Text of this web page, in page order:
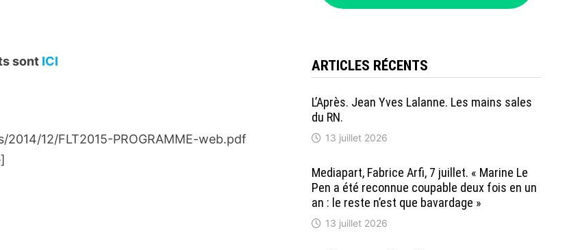
sont ICI
12/FLT2015-PROGRAMME-web.pdf
ARTICLES RÉCENTS
L’Après. Jean Yves Lalanne. Les mains sales
du RN.
13 juillet 2026
Mediapart, Fabrice Arfi, 7 juillet. « Marine Le
Pen a été reconnue coupable deux fois en un
an : le reste n’est que bavardage »
13 juillet 2026